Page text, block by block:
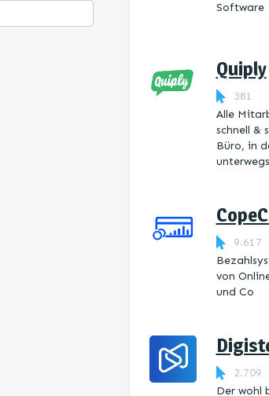
Software
Quiply
381
Alle
schnell &
Büro, in
unterwegs
9.617
von
und Co
2.709
Der wohl